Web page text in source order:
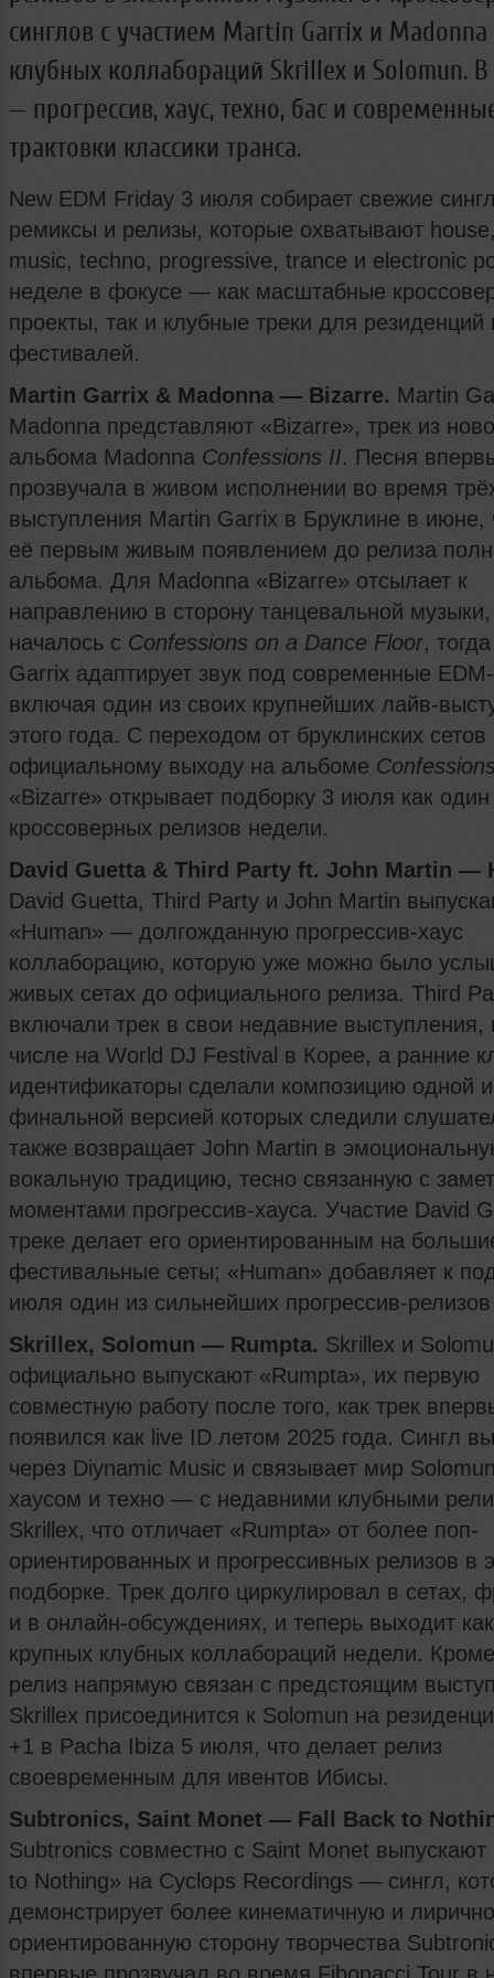
синглов с участием Martin Garrix и
клубных коллабораций Skrillex и Solomun.
— прогрессив, хаус, техно, бас и
трактовки классики транса.
New EDM Friday 3 июля собирает свежие
ремиксы и релизы, которые охватывают
music, techno, progressive, trance и electronic
неделе в фокусе — как масштабные
проекты, так и клубные треки для резиденций
фестивалей.
Martin Garrix & Madonna — Bizarre. Martin
Madonna представляют «Bizarre», трек из
альбома Madonna Confessions II. Песня
прозвучала в живом исполнении во время
выступления Martin Garrix в Бруклине в июне,
её первым живым появлением до релиза
альбома. Для Madonna «Bizarre» отсылает к
направлению в сторону танцевальной музыки,
началось с Confessions on a Dance Floor,
Garrix адаптирует звук под современные
включая один из своих крупнейших лайв-
этого года. С переходом от бруклинских сетов
официальному выходу на альбоме
«Bizarre» открывает подборку 3 июля как
кроссоверных релизов недели.
David Guetta & Third Party ft. John Martin —
David Guetta, Third Party и John Martin
«Human» — долгожданную прогрессив-хаус
коллаборацию, которую уже можно было
живых сетах до официального релиза. Third
включали трек в свои недавние выступления,
числе на World DJ Festival в Корее, а ранние
идентификаторы сделали композицию одной
финальной версией которых следили
также возвращает John Martin в
вокальную традицию, тесно связанную с
моментами прогрессив-хауса. Участие David
треке делает его ориентированным на
фестивальные сеты; «Human» добавляет к
июля один из сильнейших прогрессив-
Skrillex, Solomun — Rumpta. Skrillex и
официально выпускают «Rumpta», их первую
совместную работу после того, как трек
появился как live ID летом 2025 года. Сингл
через Diynamic Music и связывает мир
хаусом и техно — с недавними клубными
Skrillex, что отличает «Rumpta» от более поп-
ориентированных и прогрессивных релизов в
подборке. Трек долго циркулировал в сетах,
и в онлайн-обсуждениях, и теперь выходит
крупных клубных коллабораций недели.
релиз напрямую связан с предстоящим
Skrillex присоединится к Solomun на
+1 в Pacha Ibiza 5 июля, что делает релиз
своевременным для ивентов Ибисы.
Subtronics, Saint Monet — Fall Back to
Subtronics совместно с Saint Monet выпускают
to Nothing» на Cyclops Recordings — сингл,
демонстрирует более кинематичную и лирично
ориентированную сторону творчества